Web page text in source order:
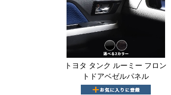
トヨタ タンク ルーミー フロン
トドアベゼルパネル